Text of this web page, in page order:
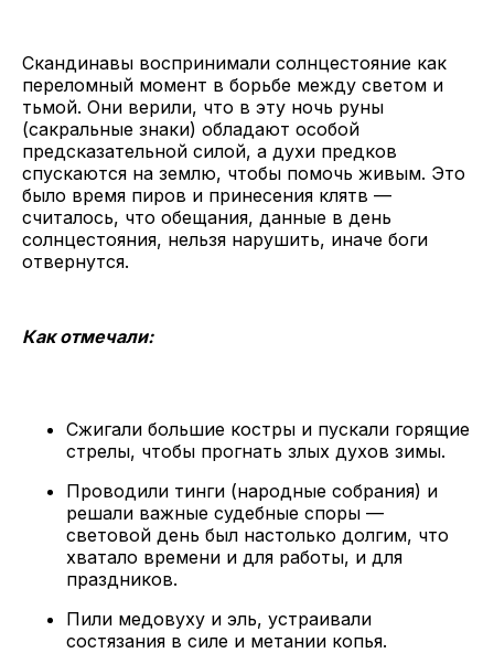
Скандинавы воспринимали солнцестояние как
переломный момент в борьбе между светом и
тьмой. Они верили, что в эту ночь руны
(сакральные знаки) обладают особой
предсказательной силой, а духи предков
спускаются на землю, чтобы помочь живым. Это
было время пиров и принесения клятв —
считалось, что обещания, данные в день
солнцестояния, нельзя нарушить, иначе боги
отвернутся.
Как отмечали:
Сжигали большие костры и пускали горящие
стрелы, чтобы прогнать злых духов зимы.
Проводили тинги (народные собрания) и
решали важные судебные споры —
световой день был настолько долгим, что
хватало времени и для работы, и для
праздников.
Пили медовуху и эль, устраивали
состязания в силе и метании копья.